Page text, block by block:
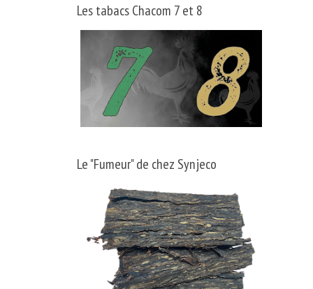
Les tabacs Chacom 7 et 8
Le "Fumeur" de chez Synjeco